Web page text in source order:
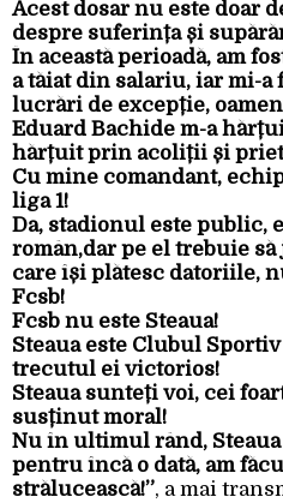
Acest dosar nu este doar
despre suferința și
În această perioadă, am
a tăiat din salariu, iar mi-
lucrări de excepție,
Eduard Bachide m-a
hărțuit prin acoliții și
Cu mine comandant,
liga 1!
Da, stadionul este public,
român,dar pe el trebuie
care își plătesc datoriile,
Fcsb!
Fcsb nu este Steaua!
Steaua este Clubul
trecutul ei victorios!
Steaua sunteți voi, cei
susținut moral!
Nu în ultimul rând,
pentru încă o dată, am
strălucească!”, a mai